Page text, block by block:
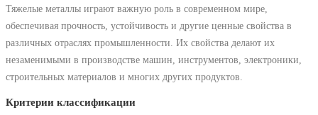
Тяжелые металлы играют важную роль в современном мире,
обеспечивая прочность, устойчивость и другие ценные свойства в
различных отраслях промышленности. Их свойства делают их
незаменимыми в производстве машин, инструментов, электроники,
строительных материалов и многих других продуктов.
Критерии классификации